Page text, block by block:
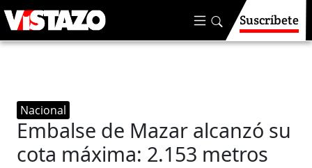
Suscríbete
Nacional
Embalse de Mazar alcanzó su
cota máxima: 2.153 metros